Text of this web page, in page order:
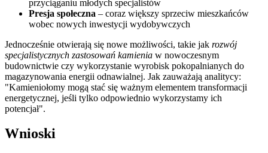
przyciąganiu młodych specjalistów
Presja społeczna – coraz większy sprzeciw mieszkańców
wobec nowych inwestycji wydobywczych
Jednocześnie otwierają się nowe możliwości, takie jak rozwój
specjalistycznych zastosowań kamienia w nowoczesnym
budownictwie czy wykorzystanie wyrobisk pokopalnianych do
magazynowania energii odnawialnej. Jak zauważają analitycy:
Kamieniołomy mogą stać się ważnym elementem transformacji
energetycznej, jeśli tylko odpowiednio wykorzystamy ich
potencjał .
Wnioski